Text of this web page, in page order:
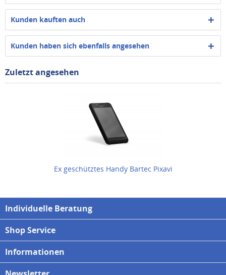
Kunden kauften auch
Kunden haben sich ebenfalls angesehen
Zuletzt angesehen
Ex geschütztes Handy Bartec Pixavi
Individuelle Beratung
Shop Service
Informationen